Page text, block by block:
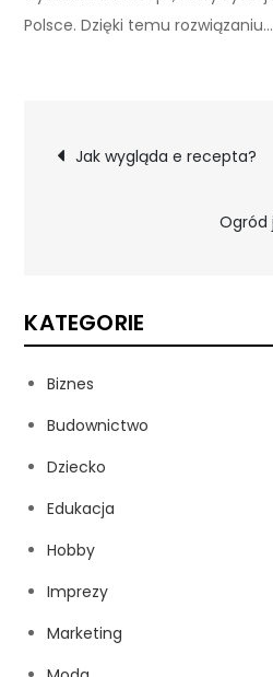
Polsce. Dzięki temu rozwiązaniu…
Nawigacja
Jak wygląda e recepta?
Ogród
KATEGORIE
Biznes
Budownictwo
Dziecko
Edukacja
Hobby
Imprezy
Marketing